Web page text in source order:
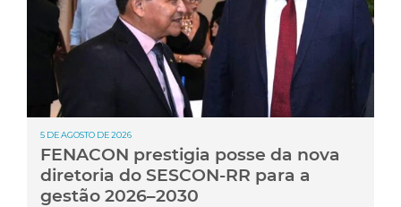
5 DE AGOSTO DE 2026
FENACON prestigia posse da nova
diretoria do SESCON-RR para a
gestão 2026–2030